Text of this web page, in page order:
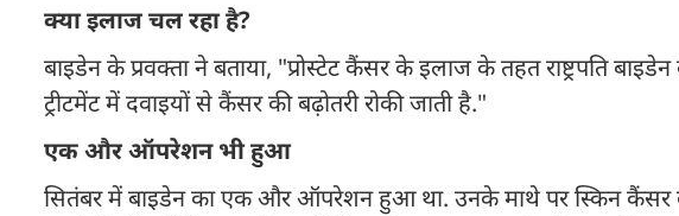
क्या इलाज चल रहा है?
बाइडेन के प्रवक्ता ने बताया, "प्रोस्टेट कैंसर के इलाज के तहत राष्ट्रपति
ट्रीटमेंट में दवाइयों से कैंसर की बढ़ोतरी रोकी जाती है."
एक और ऑपरेशन भी हुआ
सितंबर में बाइडेन का एक और ऑपरेशन हुआ था. उनके माथे पर स्किन कैंसर के